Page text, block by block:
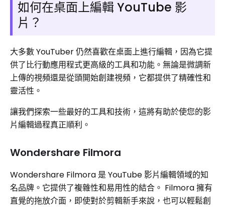
如何在桌面上編輯 YouTube 影
片？
大多數 YouTuber 仍然喜歡在桌面上進行編輯，因為它提
供了比行動應用程式更高級的工具和功能。無論是微調新
上傳的視頻還是從頭開始創建視頻，它都提供了精確性和
靈活性。
讓我們探索一些最好的工具和技術，這將有助於使您的影
片編輯過程真正順利。
Wondershare Filmora
Wondershare Filmora 是 YouTube 影片編輯領域的知
名品牌。它提供了複雜性和易用性的結合。 Filmora 擁有
直覺的拖放介面，即使對於剪輯新手來說，也可以輕鬆創